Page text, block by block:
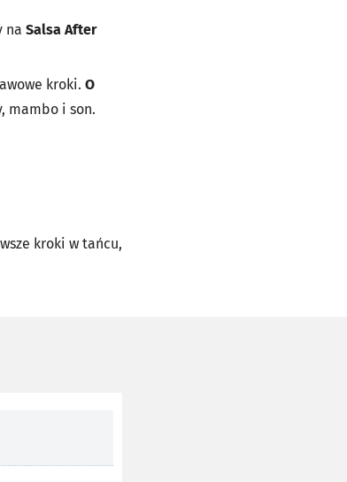
na Salsa After
kroki. O
mambo i son.
kroki w tańcu,